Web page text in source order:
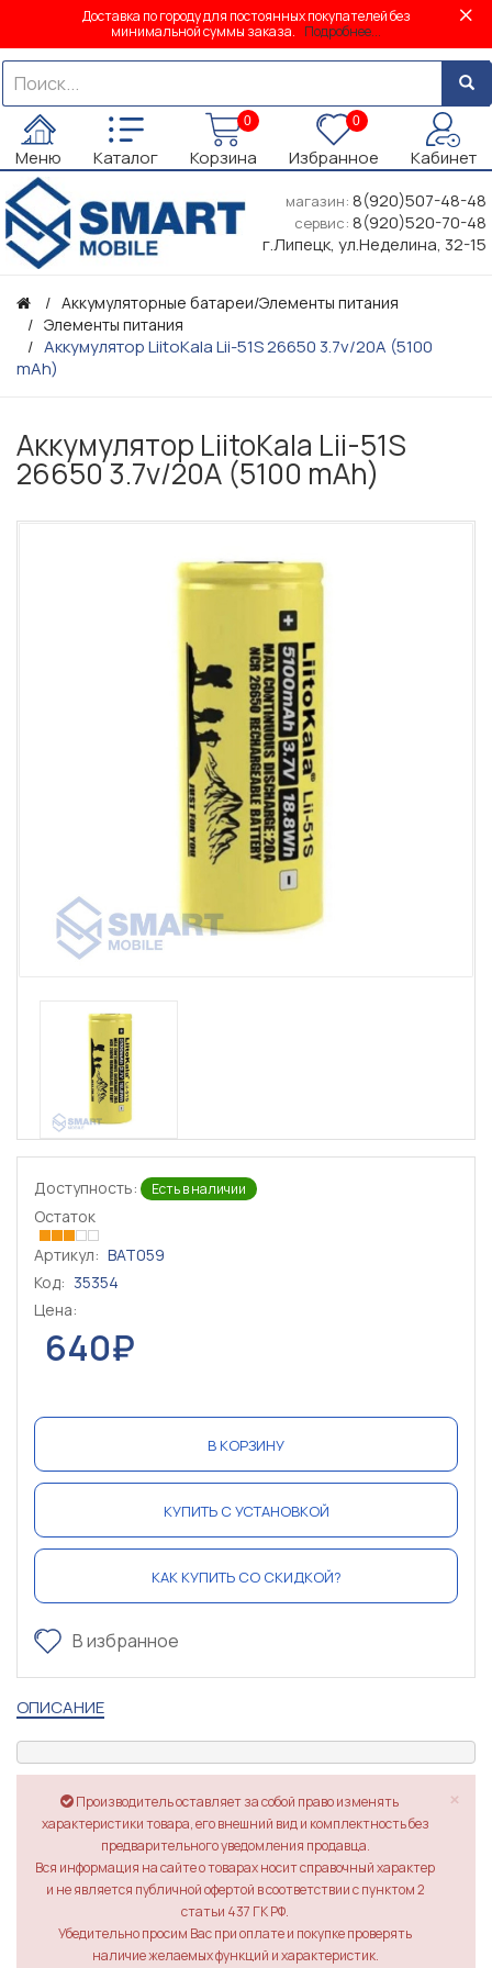
Доставка по городу для постоянных покупателей без
минимальной суммы заказа. Подробнее...
Меню Каталог
0
Корзина
0
Избранное Кабинет
магазин: 8(920)507-48-48
сервис: 8(920)520-70-48
г.Липецк, ул.Неделина, 32-15
Аккумуляторные батареи/Элементы питания
Элементы питания
Аккумулятор LiitoKala Lii-51S 26650 3.7v/20A (5100
mAh)
Аккумулятор LiitoKala Lii-51S
26650 3.7v/20A (5100 mAh)
Доступность: Есть в наличии
Остаток
Артикул: BAT059
Код: 35354
Цена:
640₽
В КОРЗИНУ
КУПИТЬ С УСТАНОВКОЙ
КАК КУПИТЬ СО СКИДКОЙ?
В избранное
ОПИСАНИЕ
×
Производитель оставляет за собой право изменять
характеристики товара, его внешний вид и комплектность без
предварительного уведомления продавца.
Вся информация на сайте о товарах носит справочный характер
и не является публичной офертой в соответствии с пунктом 2
статьи 437 ГК РФ.
Убедительно просим Вас при оплате и покупке проверять
наличие желаемых функций и характеристик.